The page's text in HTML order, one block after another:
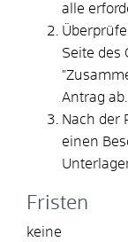
alle
Seite des
Antrag ab.
Nach der
einen
Fristen
keine